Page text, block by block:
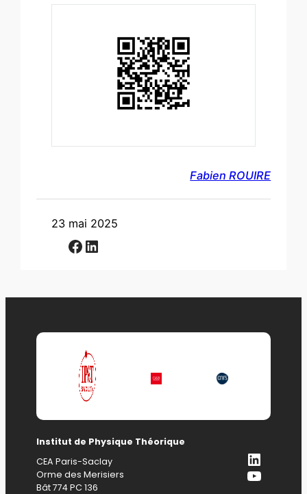
23 mai 2025
Facebook LinkedIn
Fabien ROUIRE
Institut de Physique Théorique
CEA Paris-Saclay
Orme des Merisiers
Bât 774 PC 136